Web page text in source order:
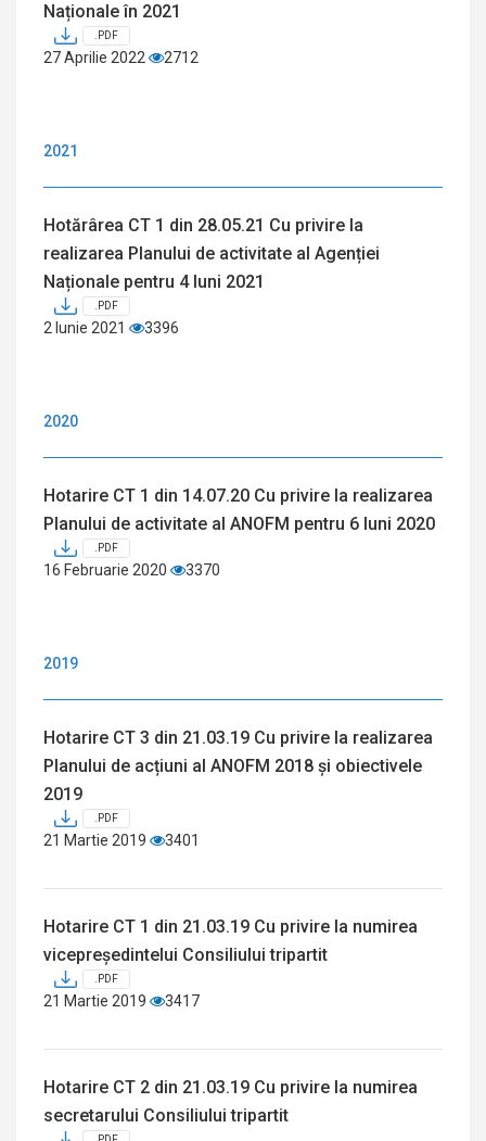
Naționale în 2021
.PDF
27 Aprilie 2022 2712
2021
Hotărârea CT 1 din 28.05.21 Cu privire la
realizarea Planului de activitate al Agenției
Naționale pentru 4 luni 2021
.PDF
2 Iunie 2021 3396
2020
Hotarire CT 1 din 14.07.20 Cu privire la realizarea
Planului de activitate al ANOFM pentru 6 luni 2020
.PDF
16 Februarie 2020 3370
2019
Hotarire CT 3 din 21.03.19 Cu privire la realizarea
Planului de acțiuni al ANOFM 2018 și obiectivele
2019
.PDF
21 Martie 2019 3401
Hotarire CT 1 din 21.03.19 Cu privire la numirea
vicepreședintelui Consiliului tripartit
.PDF
21 Martie 2019 3417
Hotarire CT 2 din 21.03.19 Cu privire la numirea
secretarului Consiliului tripartit